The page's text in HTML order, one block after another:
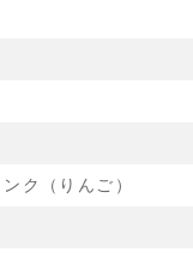
ク（りんご）